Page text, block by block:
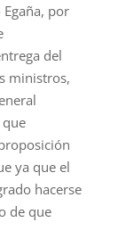
por
del
ministros,
ya que el
hacerse
de que